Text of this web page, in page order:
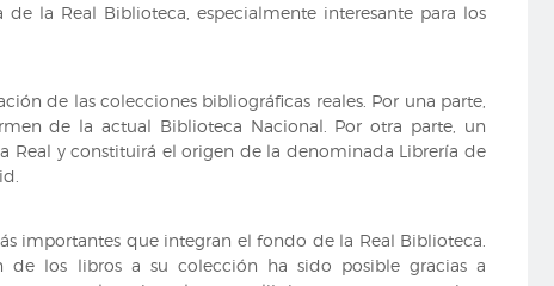
la Real Biblioteca, especialmente interesante para los
de las colecciones bibliográficas reales. Por una parte,
de la actual Biblioteca Nacional. Por otra parte, un
Real y constituirá el origen de la denominada Librería de
importantes que integran el fondo de la Real Biblioteca.
de los libros a su colección ha sido posible gracias a